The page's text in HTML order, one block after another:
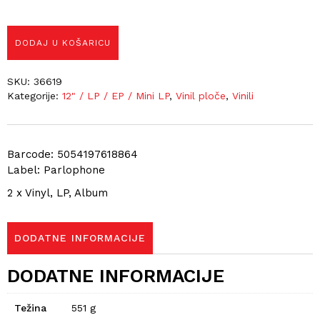
Barcode: 5054197618864
Label: Parlophone
2 x Vinyl, LP, Album
DODAJ U KOŠARICU
SKU: 36619
Kategorije: 12" / LP / EP / Mini LP, Vinil ploče, Vinili
DODATNE INFORMACIJE
DODATNE INFORMACIJE
Težina 551 g